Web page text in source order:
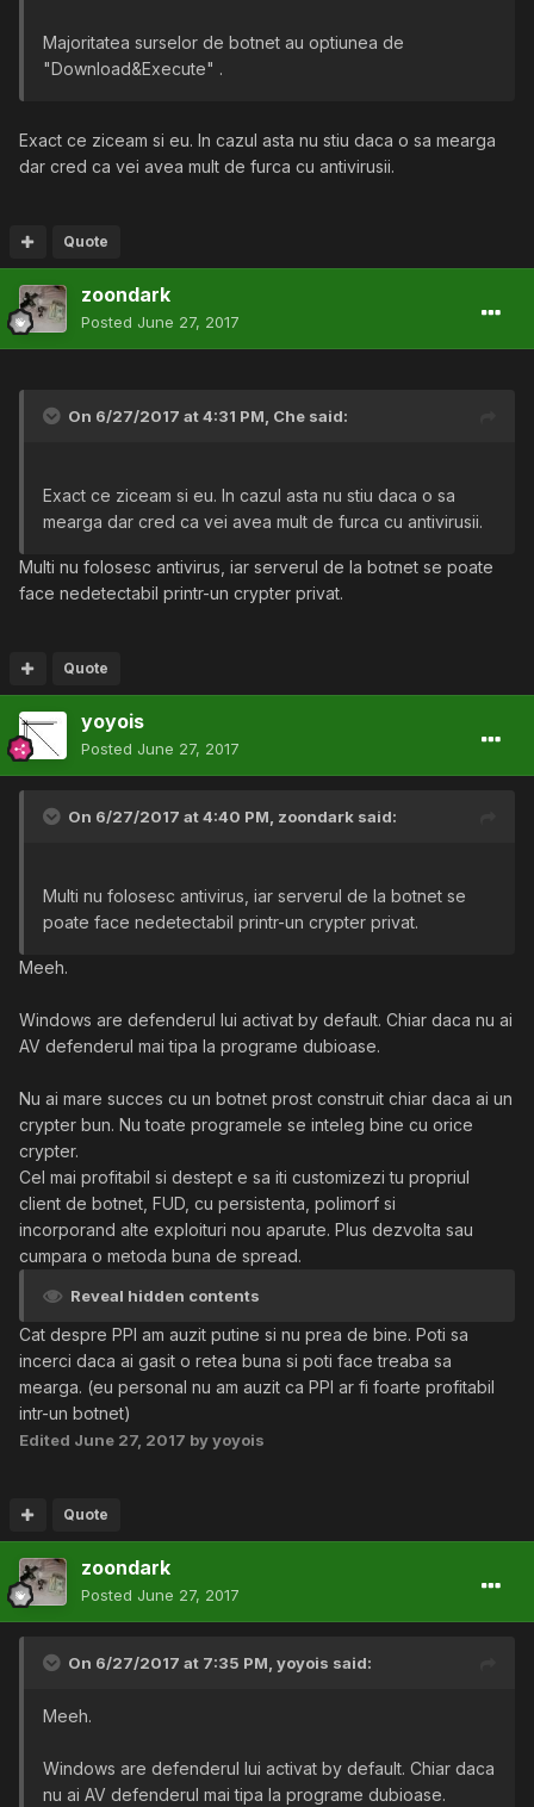
Majoritatea surselor de botnet au optiunea de
"Download&Execute" .
Exact ce ziceam si eu. In cazul asta nu stiu daca o sa mearga
dar cred ca vei avea mult de furca cu antivirusii.
Quote
zoondark
Posted June 27, 2017
On 6/27/2017 at 4:31 PM, Che said:
Exact ce ziceam si eu. In cazul asta nu stiu daca o sa
mearga dar cred ca vei avea mult de furca cu antivirusii.
Multi nu folosesc antivirus, iar serverul de la botnet se poate
face nedetectabil printr-un crypter privat.
Quote
yoyois
Posted June 27, 2017
On 6/27/2017 at 4:40 PM, zoondark said:
Multi nu folosesc antivirus, iar serverul de la botnet se
poate face nedetectabil printr-un crypter privat.
Meeh.
Windows are defenderul lui activat by default. Chiar daca nu ai
AV defenderul mai tipa la programe dubioase.
Nu ai mare succes cu un botnet prost construit chiar daca ai un
crypter bun. Nu toate programele se inteleg bine cu orice
crypter.
Cel mai profitabil si destept e sa iti customizezi tu propriul
client de botnet, FUD, cu persistenta, polimorf si
incorporand alte exploituri nou aparute. Plus dezvolta sau
cumpara o metoda buna de spread.
Reveal hidden contents
Cat despre PPI am auzit putine si nu prea de bine. Poti sa
incerci daca ai gasit o retea buna si poti face treaba sa
mearga. (eu personal nu am auzit ca PPI ar fi foarte profitabil
intr-un botnet)
Edited June 27, 2017 by yoyois
Quote
zoondark
Posted June 27, 2017
On 6/27/2017 at 7:35 PM, yoyois said:
Meeh.
Windows are defenderul lui activat by default. Chiar daca
nu ai AV defenderul mai tipa la programe dubioase.